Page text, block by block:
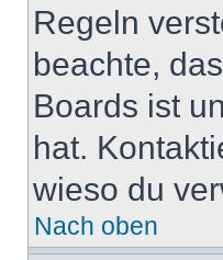
Regeln
beachte,
Boards ist
hat.
wieso du
Nach oben